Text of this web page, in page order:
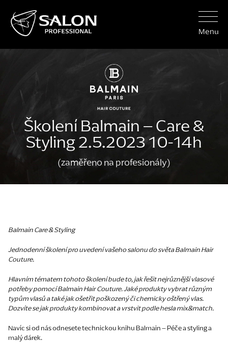
Menu
Školení Balmain – Care &
Styling 2.5.2023 10-14h
(zaměřeno na profesionály)
Balmain Care & Styling
Jednodenní školení pro uvedení vašeho salonu do světa Balmain Hair
Couture.
Hlavním tématem tohoto školení bude to, jak řešit nejrůznější vlasové
potřeby pomocíBalmain Hair Couture.Jaké produkty vybrat různým
typům vlasů a také jak ošetřit poškozený či chemicky oštřený vlas.
Dozvíte se jak produkty kombinovat a vrstvit podle hesla mix&match.
Navíc si od nás odnesete technickou knihu Balmain – Péče a styling a
malý dárek.